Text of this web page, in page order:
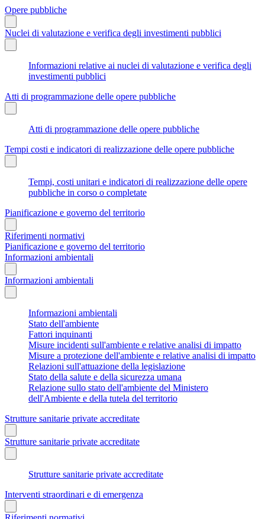
Opere pubbliche
Nuclei di valutazione e verifica degli investimenti pubblici
Informazioni relative ai nuclei di valutazione e verifica degli
investimenti pubblici
Atti di programmazione delle opere pubbliche
Atti di programmazione delle opere pubbliche
Tempi costi e indicatori di realizzazione delle opere pubbliche
Tempi, costi unitari e indicatori di realizzazione delle opere
pubbliche in corso o completate
Pianificazione e governo del territorio
Riferimenti normativi
Pianificazione e governo del territorio
Informazioni ambientali
Informazioni ambientali
Informazioni ambientali
Stato dell'ambiente
Fattori inquinanti
Misure incidenti sull'ambiente e relative analisi di impatto
Misure a protezione dell'ambiente e relative analisi di impatto
Relazioni sull'attuazione della legislazione
Stato della salute e della sicurezza umana
Relazione sullo stato dell'ambiente del Ministero
dell'Ambiente e della tutela del territorio
Strutture sanitarie private accreditate
Strutture sanitarie private accreditate
Strutture sanitarie private accreditate
Interventi straordinari e di emergenza